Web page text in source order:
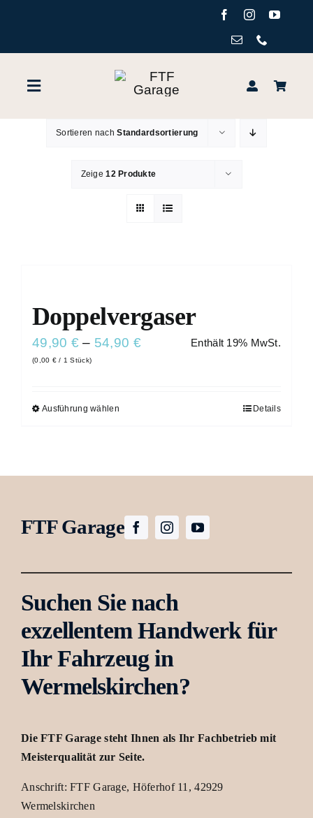
springen
Toggle
Startseite
Kontakt
Sortieren nachStandardsortierung
Zeige12 Produkte
Doppelvergaser
49,90 € – 54,90 €Preisspanne:Enthält 19% MwSt.
(0,00 € / 1 Stück)
Ausführung wählenDieses
mehrere
auf.
Optionen
auf
der
Produktseite
gewählt
Details
FTF Garage
Suchen Sie nach
exzellentem Handwerk für
Ihr Fahrzeug in
Wermelskirchen?
Die FTF Garage steht Ihnen als Ihr Fachbetrieb mit
Meisterqualität zur Seite.
Anschrift: FTF Garage, Höferhof 11, 42929
Wermelskirchen